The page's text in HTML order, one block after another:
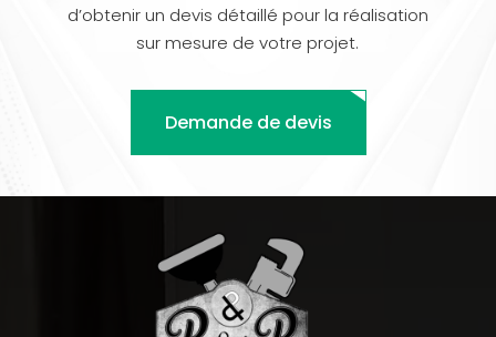
d’obtenir un devis détaillé pour la réalisation
sur mesure de votre projet.
Demande de devis